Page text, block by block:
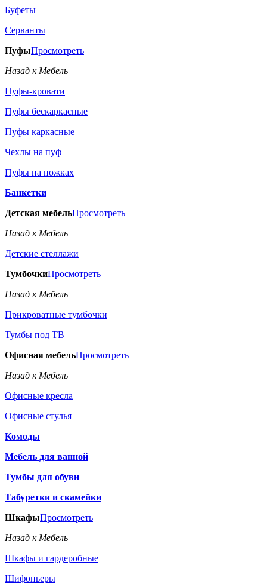
Буфеты
Серванты
ПуфыПросмотреть
Назад к Мебель
Пуфы-кровати
Пуфы бескаркасные
Пуфы каркасные
Чехлы на пуф
Пуфы на ножках
Банкетки
Детская мебельПросмотреть
Назад к Мебель
Детские стеллажи
ТумбочкиПросмотреть
Назад к Мебель
Прикроватные тумбочки
Тумбы под ТВ
Офисная мебельПросмотреть
Назад к Мебель
Офисные кресла
Офисные стулья
Комоды
Мебель для ванной
Тумбы для обуви
Табуретки и скамейки
ШкафыПросмотреть
Назад к Мебель
Шкафы и гардеробные
Шифоньеры